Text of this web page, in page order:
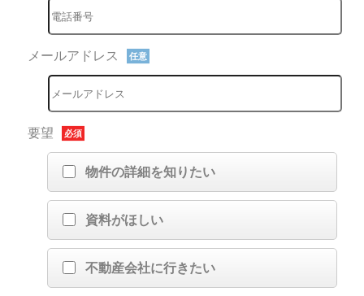
メールアドレス 任意
要望 必須
物件の詳細を知りたい
資料がほしい
不動産会社に行きたい